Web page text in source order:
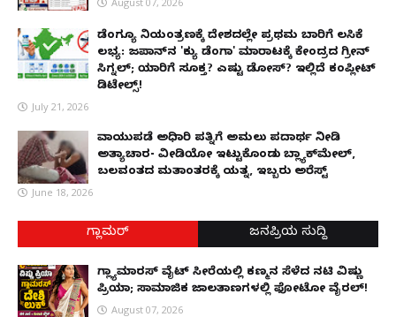
ಡೆಂಗ್ಯೂ ನಿಯಂತ್ರಣಕ್ಕೆ ದೇಶದಲ್ಲೇ ಪ್ರಥಮ ಬಾರಿಗೆ ಲಸಿಕೆ
ಲಭ್ಯ: ಜಪಾನ್‌ನ 'ಕ್ಯು ಡೆಂಗಾ' ಮಾರಾಟಕ್ಕೆ ಕೇಂದ್ರದ ಗ್ರೀನ್
ಸಿಗ್ನಲ್; ಯಾರಿಗೆ ಸೂಕ್ತ? ಎಷ್ಟು ಡೋಸ್? ಇಲ್ಲಿದೆ ಕಂಪ್ಲೀಟ್
ಡಿಟೇಲ್ಸ್!
July 21, 2026
ವಾಯುಪಡೆ ಅಧಿಕಾರಿ ಪತ್ನಿಗೆ ಅಮಲು ಪದಾರ್ಥ ನೀಡಿ
ಅತ್ಯಾಚಾರ- ವೀಡಿಯೋ ಇಟ್ಟುಕೊಂಡು ಬ್ಲ್ಯಾಕ್‌ಮೇಲ್,
ಬಲವಂತದ ಮತಾಂತರಕ್ಕೆ ಯತ್ನ, ಇಬ್ಬರು ಅರೆಸ್ಟ್
June 18, 2026
ಗ್ಲಾಮರ್ ಜನಪ್ರಿಯ ಸುದ್ದಿ
ಗ್ಲ್ಯಾಮಾರಸ್ ವೈಟ್‌ ಸೀರೆಯಲ್ಲಿ ಕಣ್ಮನ ಸೆಳೆದ ನಟಿ ವಿಷ್ಣು
ಪ್ರಿಯಾ; ಸಾಮಾಜಿಕ ಜಾಲತಾಣಗಳಲ್ಲಿ ಫೋಟೋ ವೈರಲ್!
August 07, 2026